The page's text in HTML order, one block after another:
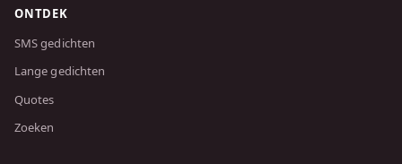
ONTDEK
SMS gedichten
Lange gedichten
Quotes
Zoeken